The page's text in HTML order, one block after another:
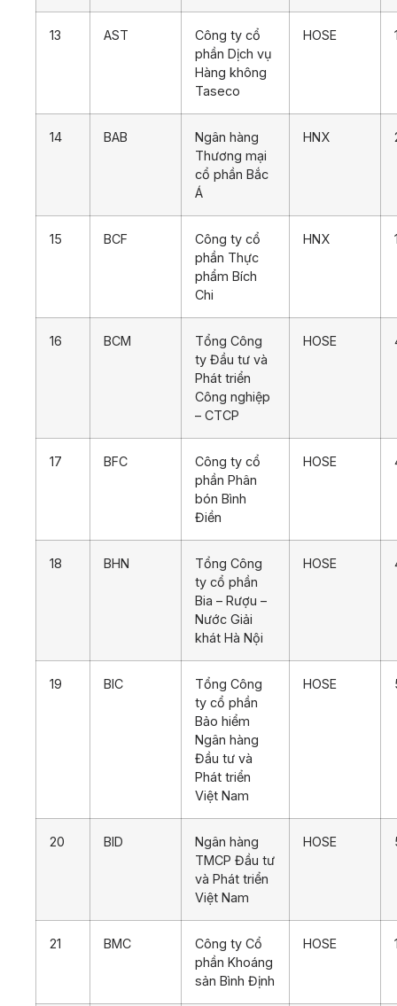
13 AST
Công ty cổ
phần Dịch vụ
Hàng không
Taseco
HOSE
14 BAB
Ngân hàng
Thương mại
cổ phần Bắc
Á
HNX
15 BCF
Công ty cổ
phần Thực
phẩm Bích
Chi
HNX
16 BCM
Tổng Công
ty Đầu tư và
Phát triển
Công nghiệp
– CTCP
HOSE
17 BFC
Công ty cổ
phần Phân
bón Bình
Điền
HOSE
18 BHN
Tổng Công
ty cổ phần
Bia – Rượu –
Nước Giải
khát Hà Nội
HOSE
19 BIC
Tổng Công
ty cổ phần
Bảo hiểm
Ngân hàng
Đầu tư và
Phát triển
Việt Nam
HOSE
20 BID
Ngân hàng
TMCP Đầu tư
và Phát triển
Việt Nam
HOSE
21 BMC
Công ty Cổ
phần Khoáng
sản Bình Định
HOSE